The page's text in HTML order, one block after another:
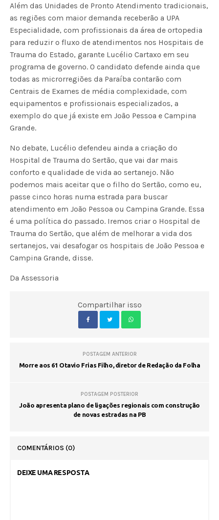
Além das Unidades de Pronto Atendimento tradicionais,
as regiões com maior demanda receberão a UPA
Especialidade, com profissionais da área de ortopedia
para reduzir o fluxo de atendimentos nos Hospitais de
Trauma do Estado, garante Lucélio Cartaxo em seu
programa de governo. O candidato defende ainda que
todas as microrregiões da Paraíba contarão com
Centrais de Exames de média complexidade, com
equipamentos e profissionais especializados, a
exemplo do que já existe em João Pessoa e Campina
Grande.
No debate, Lucélio defendeu ainda a criação do
Hospital de Trauma do Sertão, que vai dar mais
conforto e qualidade de vida ao sertanejo. Não
podemos mais aceitar que o filho do Sertão, como eu,
passe cinco horas numa estrada para buscar
atendimento em João Pessoa ou Campina Grande. Essa
é uma política do passado. Iremos criar o Hospital de
Trauma do Sertão, que além de melhorar a vida dos
sertanejos, vai desafogar os hospitais de João Pessoa e
Campina Grande, disse.
Da Assessoria
Compartilhar isso
POSTAGEM ANTERIOR
Morre aos 61 Otavio Frias Filho, diretor de Redação da Folha
POSTAGEM POSTERIOR
João apresenta plano de ligações regionais com construção
de novas estradas na PB
COMENTÁRIOS (0)
DEIXE UMA RESPOSTA